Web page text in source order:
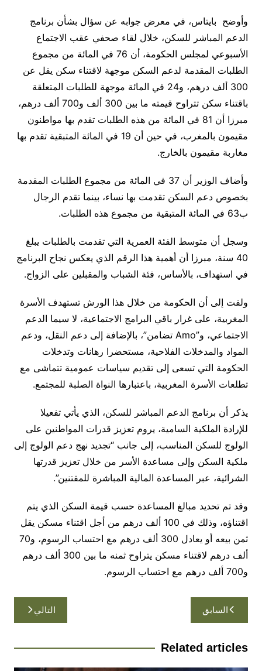
وأوضح بايتاس، في معرض جوابه عن سؤال بشأن برنامج
الدعم المباشر للسكن، خلال لقاء صحفي عقب الاجتماع
الأسبوعي لمجلس الحكومة، أن 76 في المائة من مجموع
الطلبات المقدمة لدعم السكن موجهة لاقتناء سكن يقل عن
300 ألف درهم، و24 في المائة موجهة للطلبات المتعلقة
باقتناء سكن تتراوح قيمته ما بين 300 ألف و700 ألف درهم،
مبرزا أن 81 في المائة من هذه الطلبات تقدم بها مواطنون
مقيمون بالمغرب، في حين أن 19 في المائة المتبقية تقدم بها
مغاربة مقيمون بالخارج.
وأضاف الوزير أن 37 في المائة من مجموع الطلبات المقدمة
بخصوص دعم السكن تقدمت بها نساء، بينما تقدم الرجال
ب63 في المائة المتبقية من مجموع هذه الطلبات.
وسجل أن متوسط الفئة العمرية التي تقدمت بالطلبات يبلغ
40 سنة، مبرزا أن أهمية هذا الرقم الذي يعكس نجاح البرنامج
في استهداف، بالأساس، فئة الشباب والمقبلين على الزواج.
ولفت إلى أن الحكومة من خلال هذا الورش تستهدف الأسرة
المغربية، على غرار باقي البرامج الاجتماعية، لا سيما الدعم
الاجتماعي، و”Amo تضامن”، بالإضافة إلى دعم النقل، ودعم
المواد والمدخلات الفلاحية، مستحضرا رهانات وتدخلات
الحكومة التي تسعى إلى تقديم سياسات عمومية تتماشى مع
تطلعات الأسرة المغربية، باعتبارها النواة الصلبة للمجتمع.
يذكر أن برنامج الدعم المباشر للسكن، الذي يأتي تفعيلا
للإرادة الملكية السامية، يروم تعزيز قدرات المواطنين على
الولوج للسكن المناسب، إلى جانب “تجديد نهج دعم الولوج إلى
ملكية السكن وإلى مساعدة الأسر من خلال تعزيز قدرتها
الشرائية، عبر المساعدة المالية المباشرة للمقتنين”.
وقد تم تحديد مبالغ المساعدة حسب قيمة السكن الذي يتم
اقتناؤه، وذلك في 100 ألف درهم من أجل اقتناء مسكن يقل
ثمن بيعه أو يعادل 300 ألف درهم مع احتساب الرسوم، و70
ألف درهم لاقتناء مسكن يتراوح ثمنه ما بين 300 ألف درهم
و700 ألف درهم مع احتساب الرسوم.
تصفّح
المقالات
السابق التالي
Related articles